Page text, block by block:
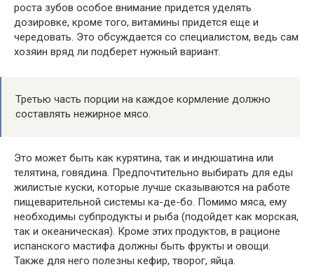
роста зубов особое внимание придется уделять
дозировке, кроме того, витамины придется еще и
чередовать. Это обсуждается со специалистом, ведь сам
хозяин вряд ли подберет нужный вариант.
Третью часть порции на каждое кормление должно
составлять нежирное мясо.
Это может быть как курятина, так и индюшатина или
телятина, говядина. Предпочтительно выбирать для еды
жилистые куски, которые лучше сказываются на работе
пищеварительной системы ка-де-бо. Помимо мяса, ему
необходимы субпродукты и рыба (подойдет как морская,
так и океаническая). Кроме этих продуктов, в рационе
испанского мастифа должны быть фрукты и овощи.
Также для него полезны кефир, творог, яйца.